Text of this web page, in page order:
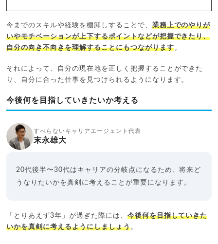
今までのスキルや経験を棚卸しすることで、 業務上でのやりが
いやモチベーションが上下するポイントなどが把握できたり、
自分の向き不向きを理解することにもつながります。
それによって、自分の現在地を正しく把握することができた
り、自分に合った仕事を見つけられるようになります。
今後何を目指していきたいか考える
すべらないキャリアエージェント代表
末永雄大
20代後半〜30代はキャリアの分岐点になるため、将来ど
うなりたいかを真剣に考えることが重要になります。
「とりあえず3年」が過ぎた際には、 今後何を目指していきた
いかを真剣に考えるようにしましょう。